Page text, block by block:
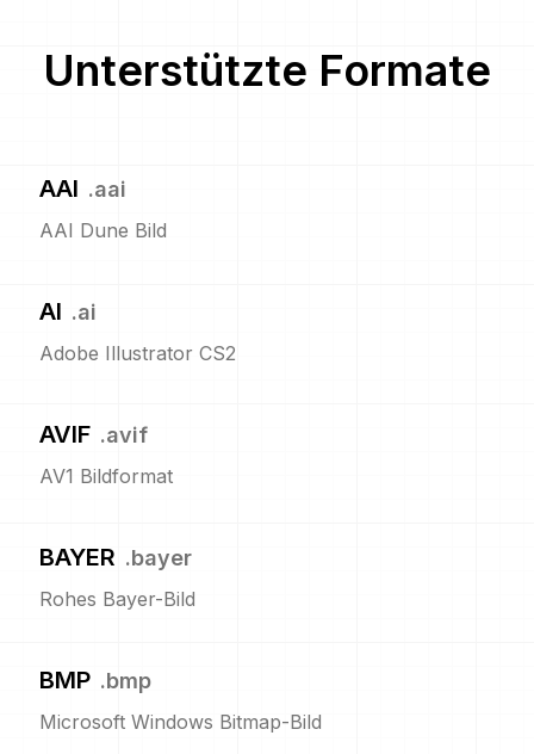
Unterstützte Formate
AAI .aai
AAI Dune Bild
AI .ai
Adobe Illustrator CS2
AVIF .avif
AV1 Bildformat
BAYER .bayer
Rohes Bayer-Bild
BMP .bmp
Microsoft Windows Bitmap-Bild